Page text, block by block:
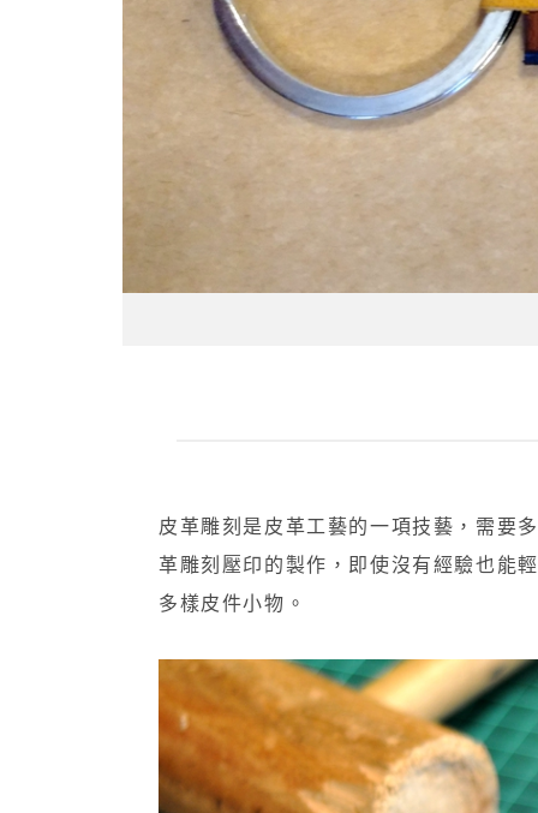
皮革雕刻是皮革工藝的一項技藝，需要
革雕刻壓印的製作，即使沒有經驗也能
多樣皮件小物。